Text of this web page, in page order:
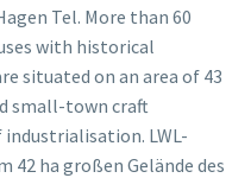
Tel. More than 60
with historical
situated on an area of 43
small-town craft
LWL-
42 ha großen Gelände des